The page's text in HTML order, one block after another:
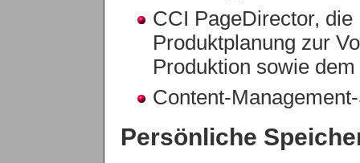
CCI PageDirector,
Produktplanung zur
Produktion sowie dem
Content-
Persönliche